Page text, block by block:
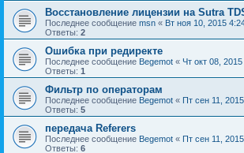
Восстановление лицензии на Sutra
Последнее сообщение msn « Вт ноя 10, 2015
Ответы: 2
Ошибка при редиректе
Последнее сообщение Begemot « Чт окт 08,
Ответы: 1
Фильтр по операторам
Последнее сообщение Begemot « Пт сен 11,
Ответы: 5
передача Referers
Последнее сообщение Begemot « Пт сен 11,
Ответы: 6